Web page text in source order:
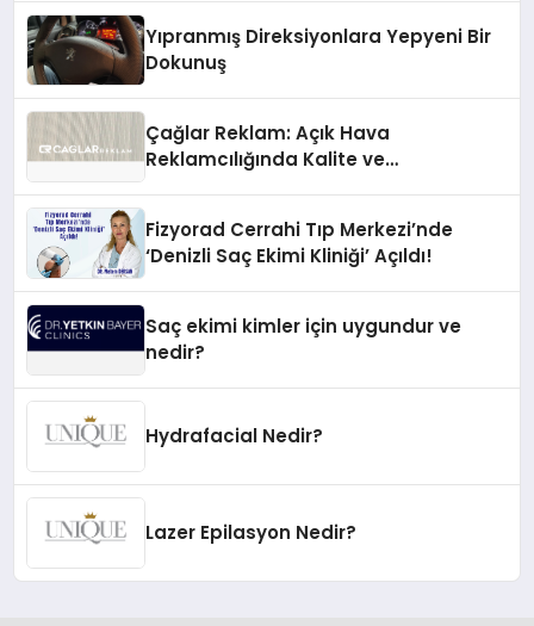
Yıpranmış Direksiyonlara Yepyeni Bir
Dokunuş
Çağlar Reklam: Açık Hava
Reklamcılığında Kalite ve
Fizyorad Cerrahi Tıp Merkezi’nde
‘Denizli Saç Ekimi Kliniği’ Açıldı!
Saç ekimi kimler için uygundur ve
nedir?
Hydrafacial Nedir?
Lazer Epilasyon Nedir?